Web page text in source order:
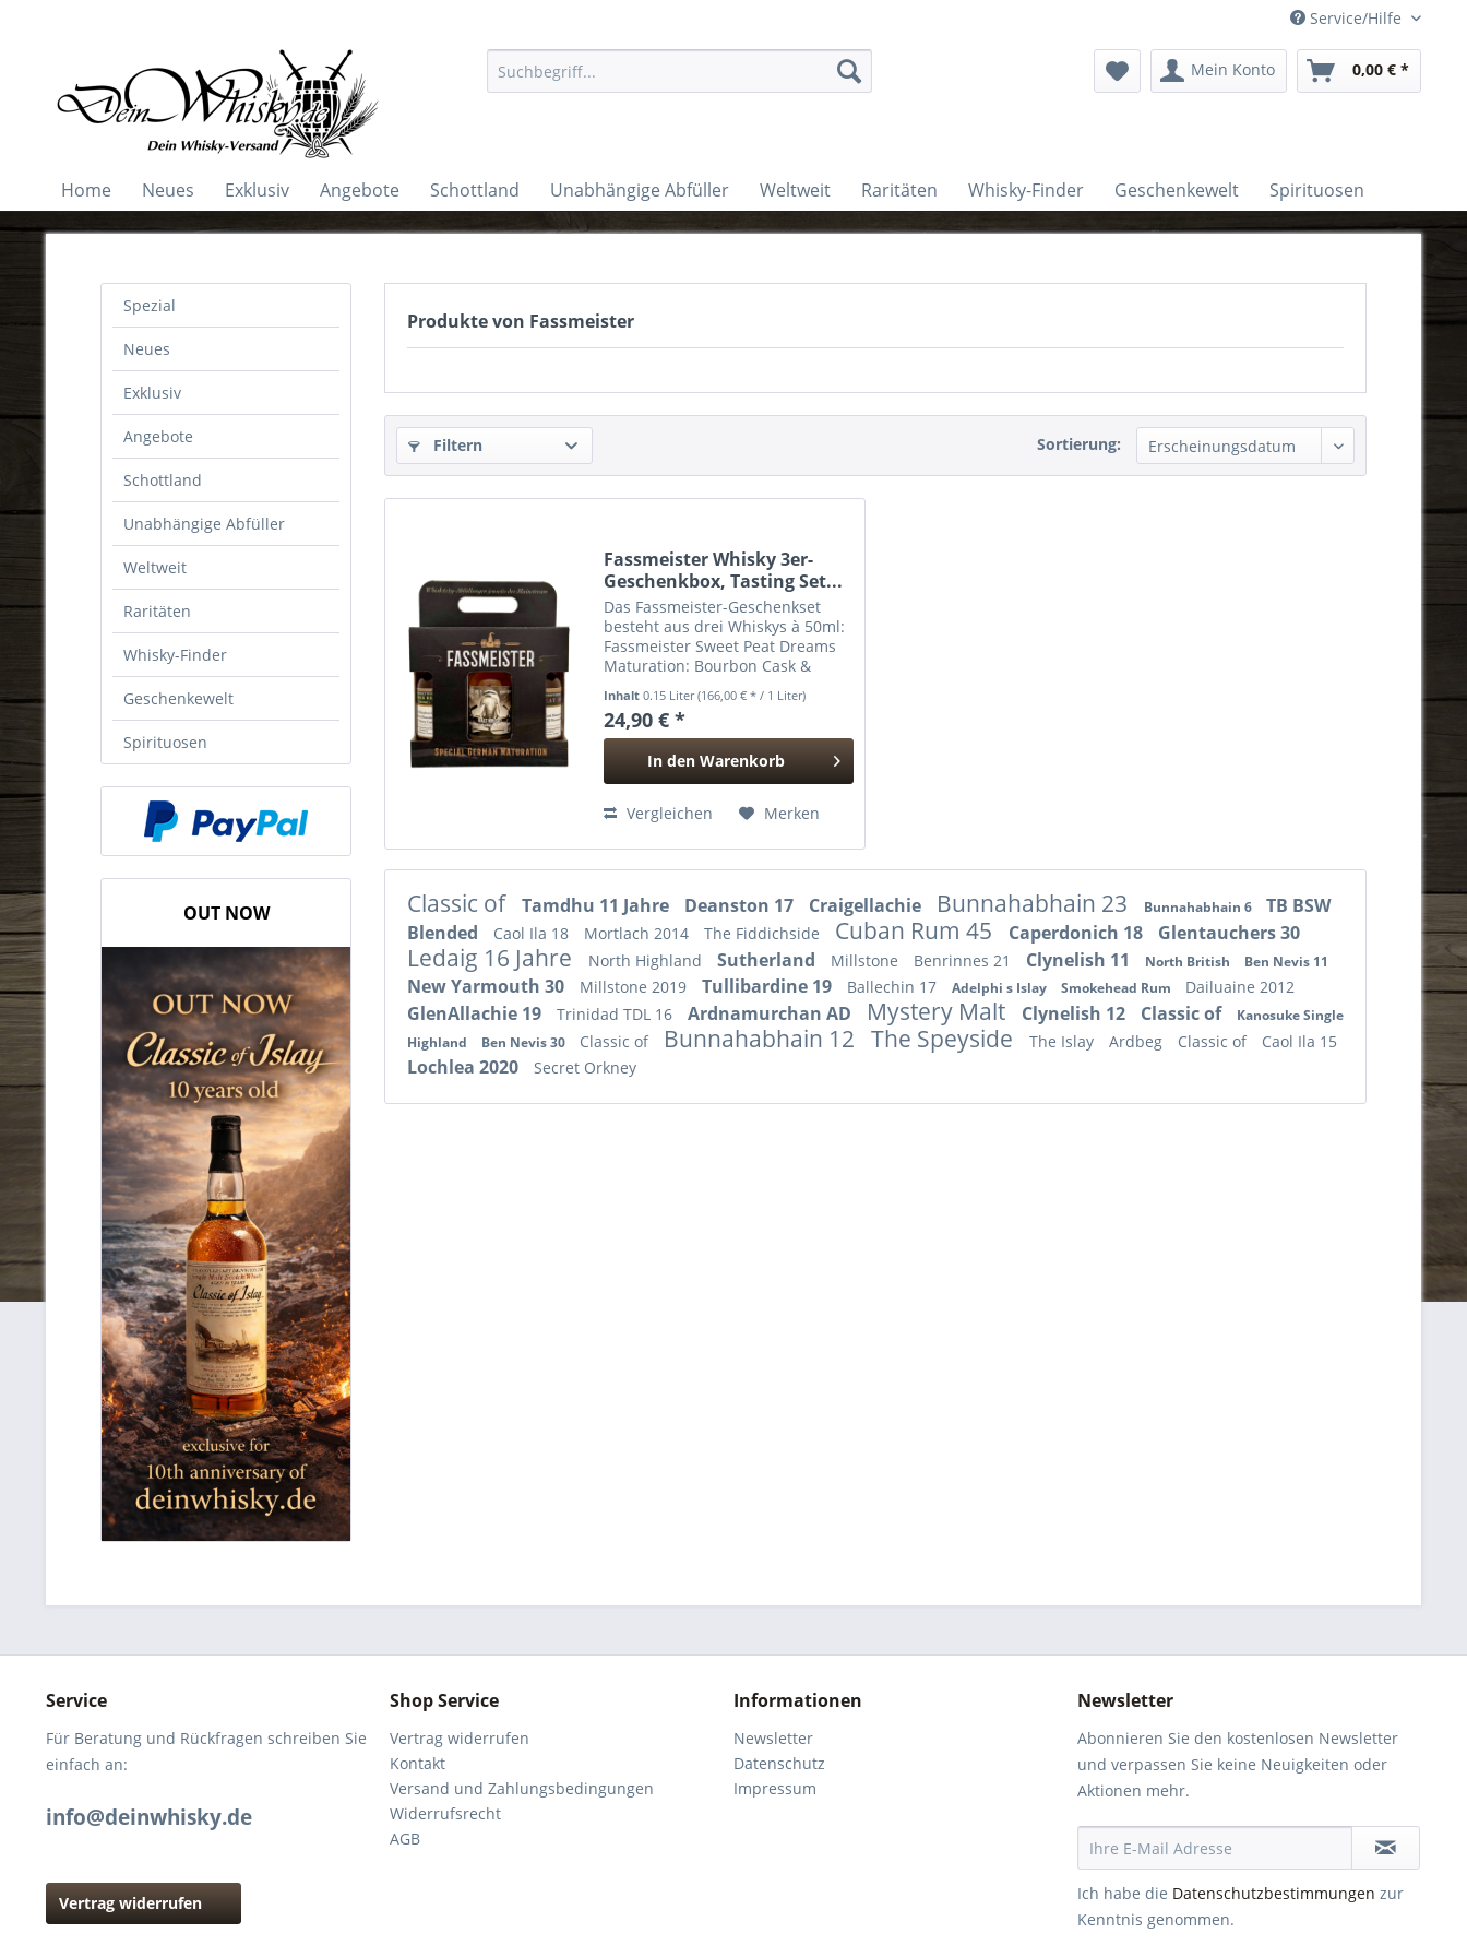
Service/Hilfe
Mein Konto 0,00 € *
Home Neues Exklusiv Angebote Schottland Unabhängige Abfüller Weltweit Raritäten Whisky-Finder Geschenkewelt Spirituosen
Spezial
Neues
Exklusiv
Angebote
Schottland
Unabhängige Abfüller
Weltweit
Raritäten
Whisky-Finder
Geschenkewelt
Spirituosen
OUT NOW
Produkte von Fassmeister
Filtern Sortierung:
Fassmeister Whisky 3er-
Geschenkbox, Tasting Set...
Das Fassmeister-Geschenkset
besteht aus drei Whiskys à 50ml:
Fassmeister Sweet Peat Dreams
Maturation: Bourbon Cask &
Bottled: 2024 40,5% Vol.
Fassmeister Flight No. 1 - Ready
for Take-Off Maturation:...
Inhalt0.15 Liter(166,00 € * / 1 Liter)
24,90 € *
In den Warenkorb
Hinzugefügt
Vergleichen Merken
Classic of Tamdhu 11 Jahre Deanston 17 Craigellachie Bunnahabhain 23 Bunnahabhain 6
TB BSW
Blended
Caol Ila 18 Mortlach 2014 The Fiddichside Cuban Rum 45 Caperdonich 18 Glentauchers 30
Ledaig 16 Jahre North Highland Sutherland Millstone Benrinnes 21 Clynelish 11 North British Ben Nevis 11
New Yarmouth 30 Millstone 2019 Tullibardine 19 Ballechin 17 Adelphi s Islay Smokehead Rum Dailuaine 2012
GlenAllachie 19 Trinidad TDL 16 Ardnamurchan AD Mystery Malt Clynelish 12 Classic of
Kanosuke Single
Highland
Ben Nevis 30 Classic of Bunnahabhain 12 The Speyside The Islay Ardbeg Classic of Caol Ila 15
Lochlea 2020 Secret Orkney
Service
Für Beratung und Rückfragen schreiben Sie
einfach an:
info@deinwhisky.de
Vertrag widerrufen
Shop Service
Vertrag widerrufen
Kontakt
Versand und Zahlungsbedingungen
Widerrufsrecht
AGB
Informationen
Newsletter
Datenschutz
Impressum
Newsletter
Abonnieren Sie den kostenlosen Newsletter
und verpassen Sie keine Neuigkeiten oder
Aktionen mehr.
Ich habe die Datenschutzbestimmungen zur
Kenntnis genommen.